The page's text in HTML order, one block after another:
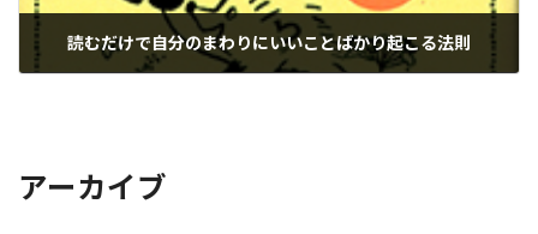
読むだけで自分のまわりにいいことばかり起こる法則
アーカイブ